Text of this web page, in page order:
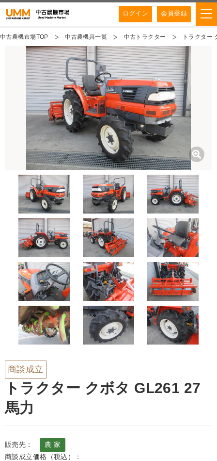
ログイン 会員登録
中古農機市場TOP 中古農機具一覧 中古トラクター トラクター
商談成立
トラクター クボタ GL261 27
馬力
販売先：
農 家
商談成立価格（税込）：